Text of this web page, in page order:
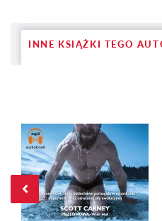
INNE KSIĄŻKI TEGO